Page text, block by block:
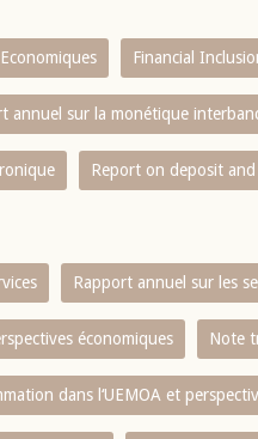
Financial
annuel sur la monétique
Report on deposit
Rapport annuel sur les
économiques Note
dans l‘UEMOA et